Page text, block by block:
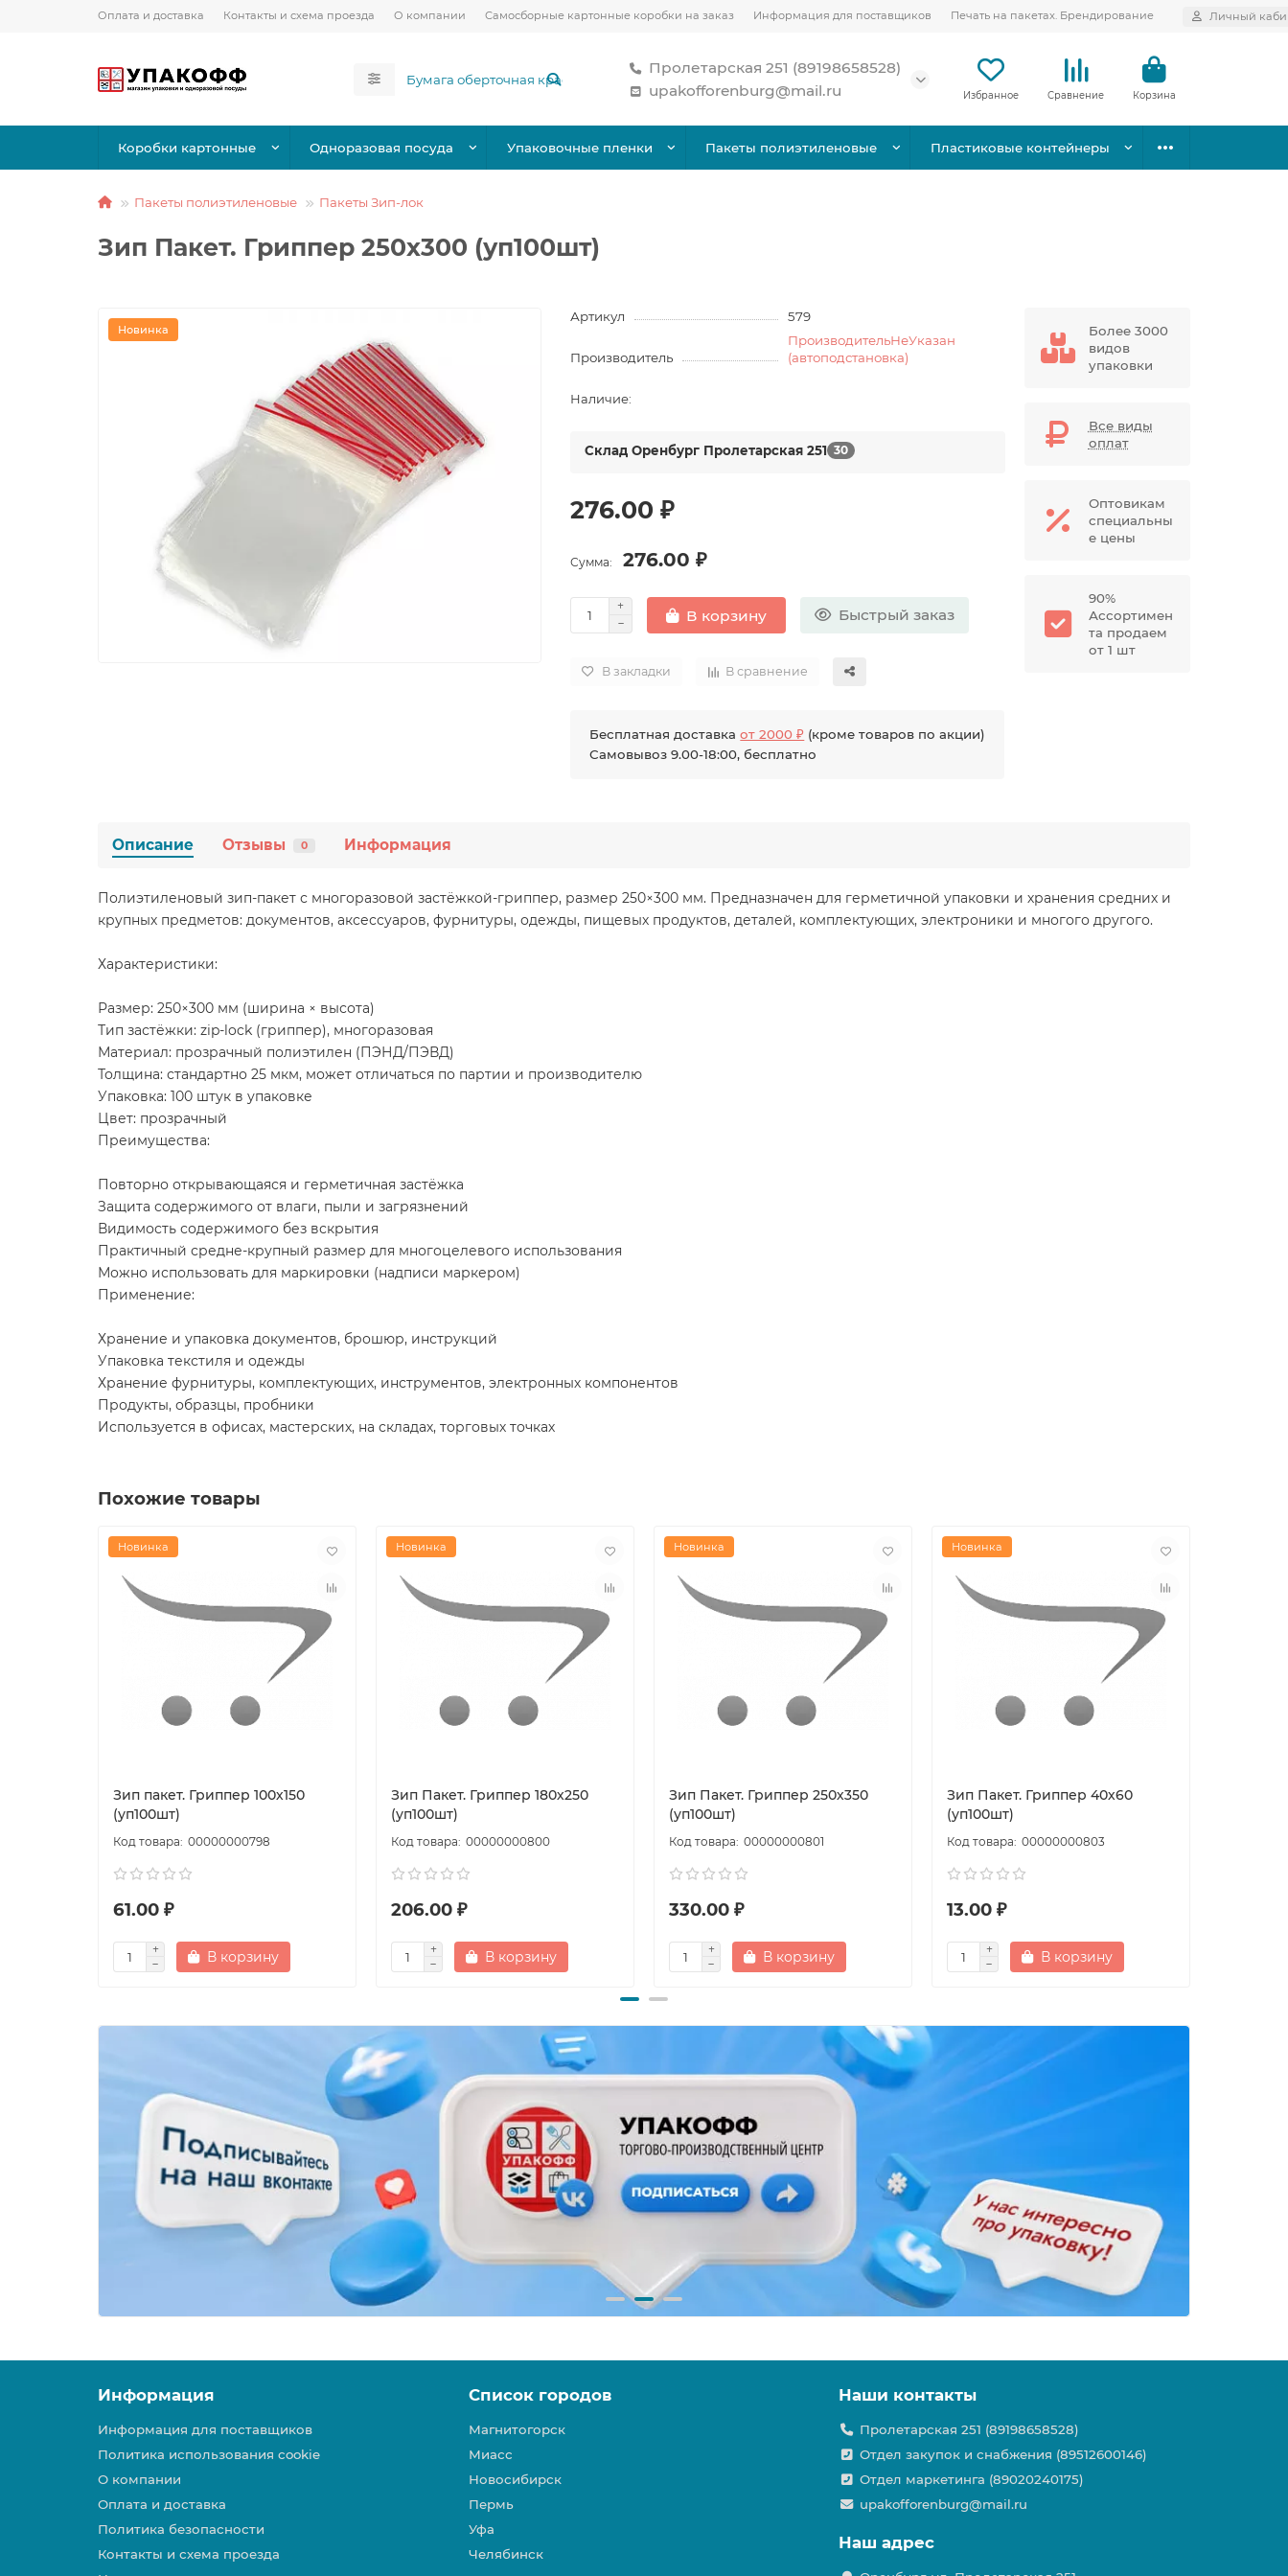
Оплата и доставка Контакты и схема проезда О компании Самосборные картонные коробки на заказ Информация для поставщиков Печать на пакетах. Брендирование Личный
Пролетарская 251 (89198658528)
upakofforenburg@mail.ru
Избранное Сравнение Корзина
Коробки картонные Одноразовая посуда Упаковочные пленки Пакеты полиэтиленовые Пластиковые контейнеры
Пакеты полиэтиленовые Пакеты Зип-лок
Зип Пакет. Гриппер 250х300 (уп100шт)
Новинка
Артикул 579
Производитель
ПроизводительНеУказан
(автоподстановка)
Наличие:
Склад Оренбург Пролетарская 251 30
276.00 ₽
Сумма: 276.00 ₽
В корзину Быстрый заказ
В закладки В сравнение
Бесплатная доставкаот 2000 ₽ (кроме товаров по акции)
Самовывоз 9.00-18:00, бесплатно
Более 3000
видов
упаковки
Все виды
оплат
Оптовикам
специальны
е цены
90%
Ассортимен
та продаем
от 1 шт
Описание Отзывы 0 Информация
Полиэтиленовый зип-пакет с многоразовой застёжкой-гриппер, размер 250×300 мм. Предназначен для герметичной упаковки и хранения средних и
крупных предметов: документов, аксессуаров, фурнитуры, одежды, пищевых продуктов, деталей, комплектующих, электроники и многого другого.
Характеристики:
Размер: 250×300 мм (ширина × высота)
Тип застёжки: zip-lock (гриппер), многоразовая
Материал: прозрачный полиэтилен (ПЭНД/ПЭВД)
Толщина: стандартно 25 мкм, может отличаться по партии и производителю
Упаковка: 100 штук в упаковке
Цвет: прозрачный
Преимущества:
Повторно открывающаяся и герметичная застёжка
Защита содержимого от влаги, пыли и загрязнений
Видимость содержимого без вскрытия
Практичный средне-крупный размер для многоцелевого использования
Можно использовать для маркировки (надписи маркером)
Применение:
Хранение и упаковка документов, брошюр, инструкций
Упаковка текстиля и одежды
Хранение фурнитуры, комплектующих, инструментов, электронных компонентов
Продукты, образцы, пробники
Используется в офисах, мастерских, на складах, торговых точках
Похожие товары
Новинка
Зип пакет. Гриппер 100х150
(уп100шт)
00000000798
61.00 ₽
В корзину
Новинка
Зип Пакет. Гриппер 180х250
(уп100шт)
00000000800
206.00 ₽
В корзину
Новинка
Зип Пакет. Гриппер 250х350
(уп100шт)
00000000801
330.00 ₽
В корзину
Новинка
Зип Пакет. Гриппер 40х60
(уп100шт)
00000000803
13.00 ₽
В корзину
Информация
Информация для поставщиков
Политика использования cookie
О компании
Оплата и доставка
Политика безопасности
Контакты и схема проезда
Список городов
Магнитогорск
Миасс
Новосибирск
Пермь
Уфа
Челябинск
Наши контакты
Пролетарская 251 (89198658528)
Отдел закупок и снабжения (89512600146)
Отдел маркетинга (89020240175)
upakofforenburg@mail.ru
Наш адрес